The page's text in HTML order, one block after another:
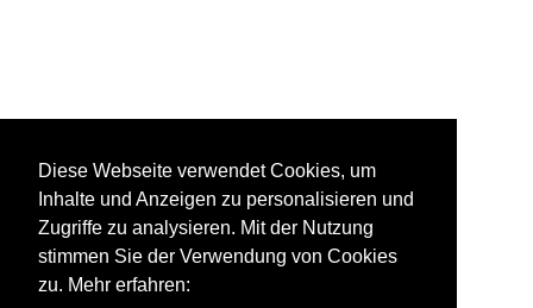
Diese Webseite verwendet Cookies, um
Inhalte und Anzeigen zu personalisieren und
Zugriffe zu analysieren. Mit der Nutzung
stimmen Sie der Verwendung von Cookies
zu. Mehr erfahren: